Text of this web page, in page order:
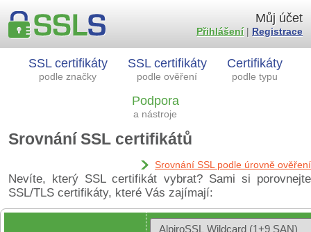
SSL certifikáty
podle značky
SSL certifikáty
podle ověření
Certifikáty
podle typu
Podpora
a nástroje
Můj účet
Přihlášení| Registrace
Srovnání SSL certifikátů
Srovnání SSL podle úrovně ověření
Nevíte, který SSL certifikát vybrat? Sami si porovnejte
SSL/TLS certifikáty, které Vás zajímají: